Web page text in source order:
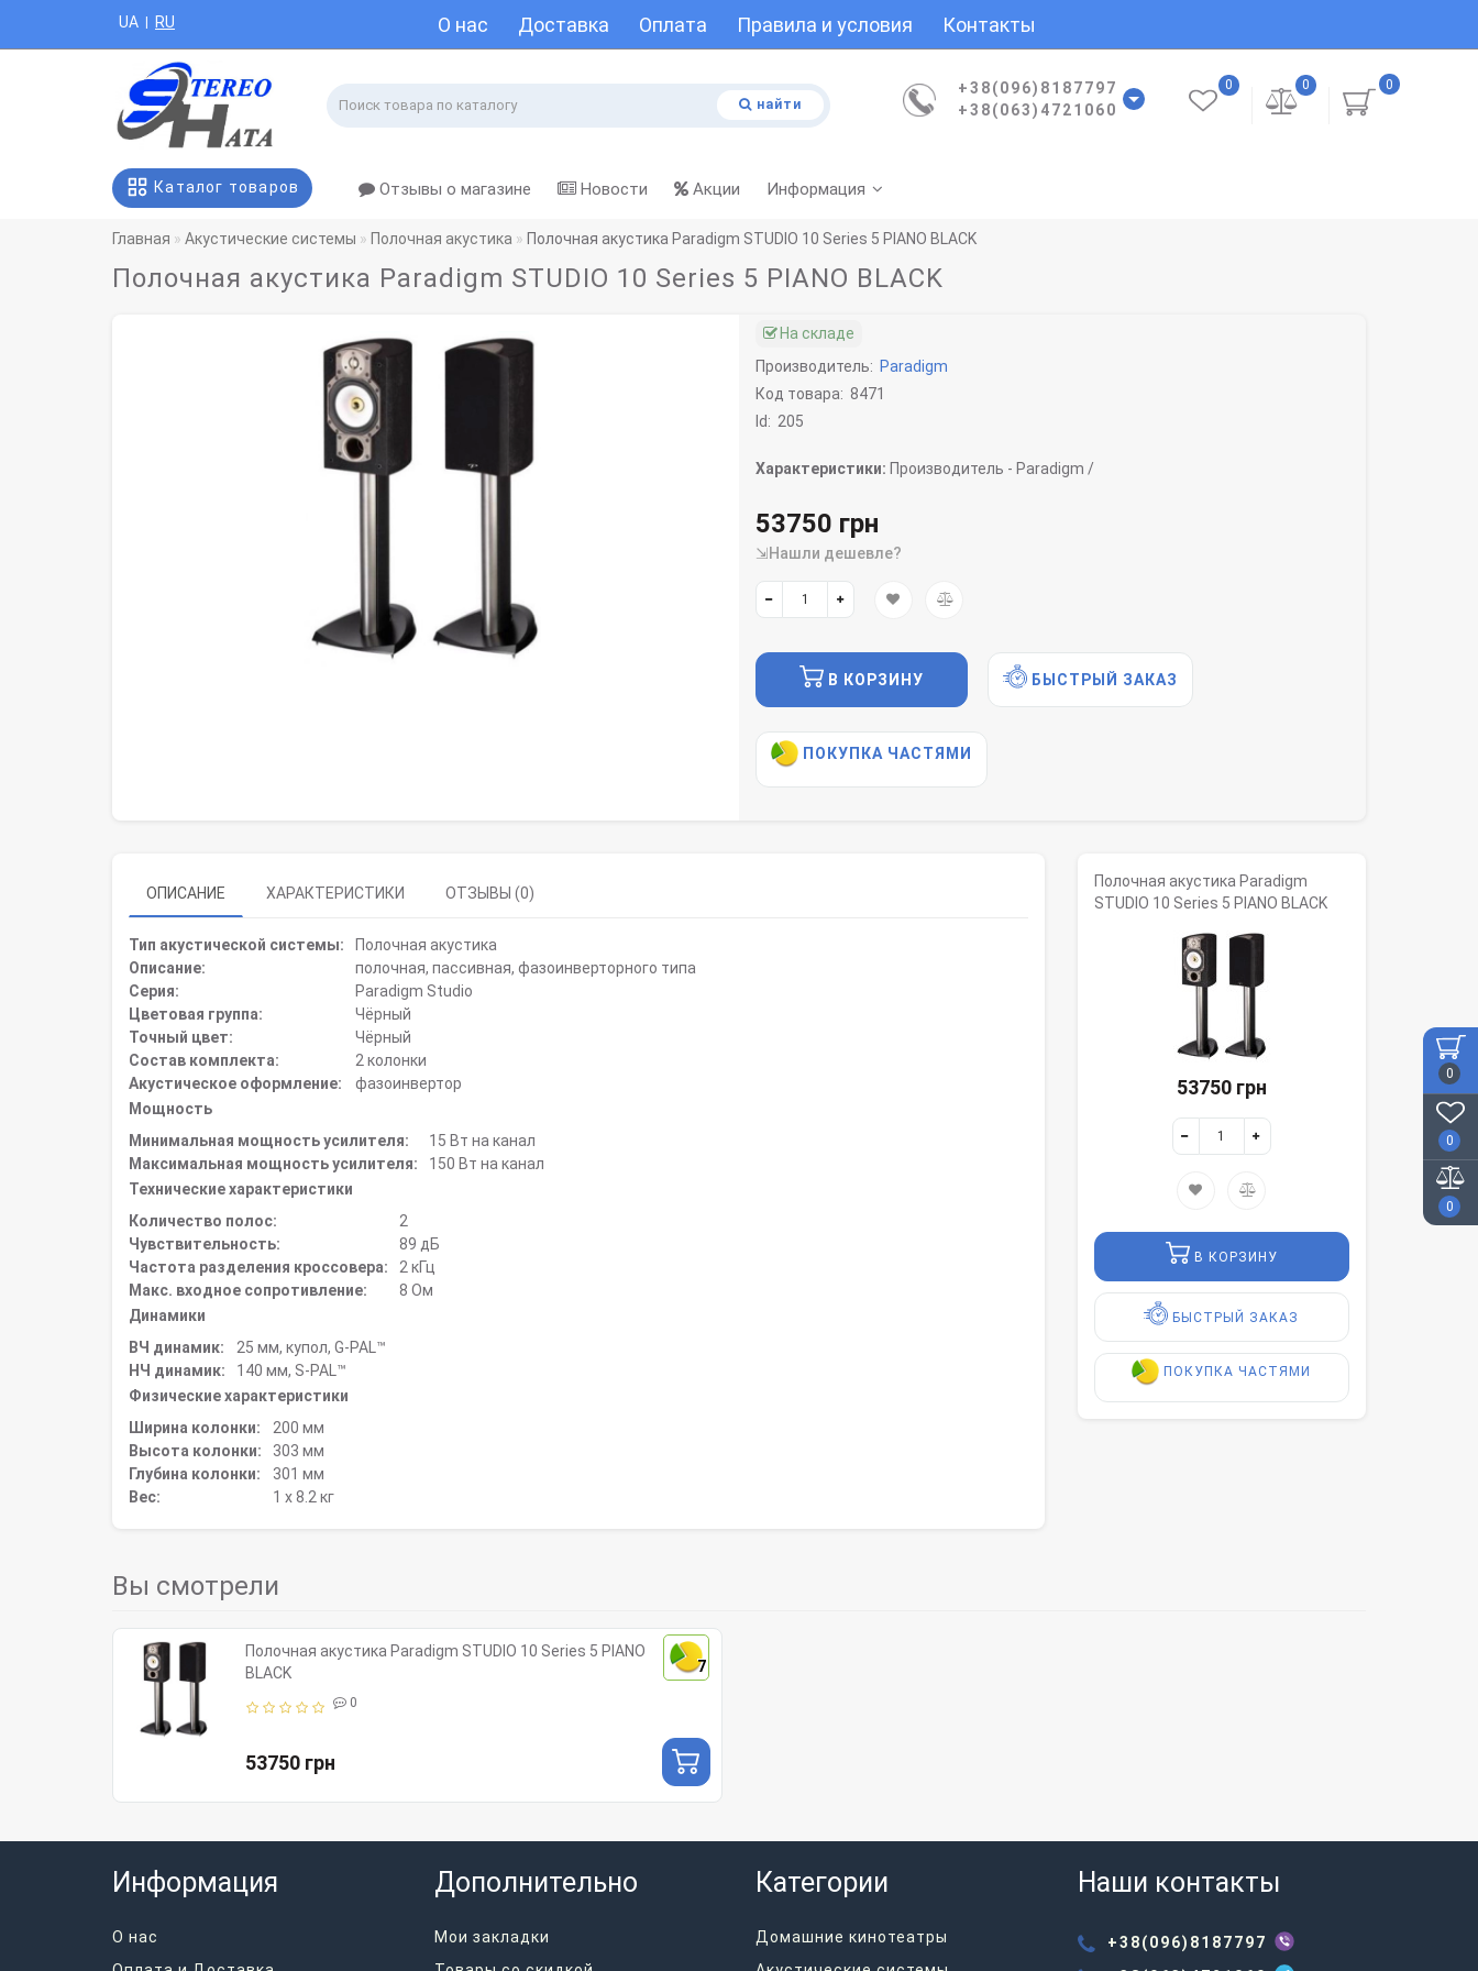
0
0
0
О нас Доставка Оплата Правила и условия Контакты
UA | RU
найти
+38(096)8187797
+38(063)4721060
0
0
0
Каталог товаров Отзывы о магазине Новости Акции Информация
Главная Акустические системы Полочная акустика Полочная акустика Paradigm STUDIO 10 Series 5 PIANO BLACK
Полочная акустика Paradigm STUDIO 10 Series 5 PIANO BLACK
На складе
Производитель: Paradigm
Код товара: 8471
Id: 205
Характеристики: Производитель - Paradigm /
53750 грн
⇲Нашли дешевле?
В КОРЗИНУ БЫСТРЫЙ ЗАКАЗ
ПОКУПКА ЧАСТЯМИ
ОПИСАНИЕ ХАРАКТЕРИСТИКИ ОТЗЫВЫ (0)
Тип акустической системы:
Полочная акустика
Описание:
полочная, пассивная, фазоинверторного типа
Серия:
Paradigm Studio
Цветовая группа:
Чёрный
Точный цвет:
Чёрный
Состав комплекта:
2 колонки
Акустическое оформление:
фазоинвертор
Мощность
Минимальная мощность усилителя:
15 Вт на канал
Максимальная мощность усилителя:
150 Вт на канал
Технические характеристики
Количество полос:
2
Чувствительность:
89 дБ
Частота разделения кроссовера:
2 кГц
Макс. входное сопротивление:
8 Ом
Динамики
ВЧ динамик:
25 мм, купол, G-PAL™
НЧ динамик:
140 мм, S-PAL™
Физические характеристики
Ширина колонки:
200 мм
Высота колонки:
303 мм
Глубина колонки:
301 мм
Вес:
1 х 8.2 кг
Полочная акустика Paradigm
STUDIO 10 Series 5 PIANO BLACK
53750 грн
В КОРЗИНУ
БЫСТРЫЙ ЗАКАЗ
ПОКУПКА ЧАСТЯМИ
Вы смотрели
7
Полочная акустика Paradigm STUDIO 10 Series 5 PIANO
BLACK
0
53750 грн
Информация
О нас
Дополнительно
Мои закладки
Категории
Домашние кинотеатры
Наши контакты
+38(096)8187797